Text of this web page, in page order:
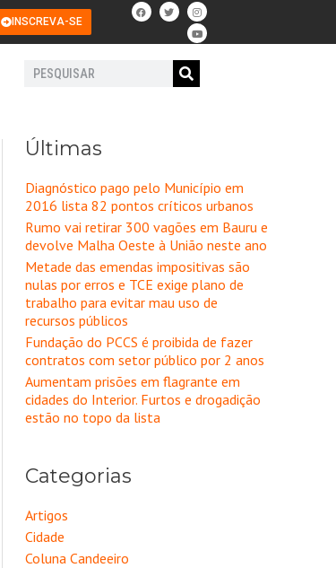
INSCREVA-SE
F
a
c
b
T
w
i
t
I
n
s
t
a
r
Y
o
u
t
u
e
Pesquisar
Últimas
Diagnóstico pago pelo Município em
2016 lista 82 pontos críticos urbanos
Rumo vai retirar 300 vagões em Bauru e
devolve Malha Oeste à União neste ano
Metade das emendas impositivas são
nulas por erros e TCE exige plano de
trabalho para evitar mau uso de
recursos públicos
Fundação do PCCS é proibida de fazer
contratos com setor público por 2 anos
Aumentam prisões em flagrante em
cidades do Interior. Furtos e drogadição
estão no topo da lista
Categorias
Artigos
Cidade
Coluna Candeeiro